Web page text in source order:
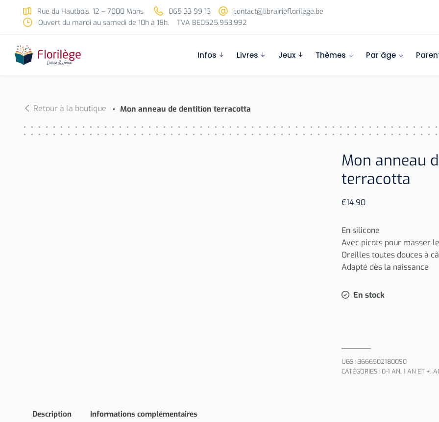
Skip to main content
Rue du Hautbois, 12 – 7000 Mons 065 33 99 13
contact@librairieflorilege.be
Ouvert du mardi au samedi de 10h à 18h.
TVA BE0525.953.992
Infos Livres Jeux Thèmes Par âge
Retour à la boutique Mon anneau de dentition terracotta
Mon anneau
terracotta
€14,90
En silicone
Avec picots pour masser
Oreilles toutes douces à
Adapté dès la naissance
En stock
UGS : 3666502180090
CATÉGORIES : 0-1 AN, 1 AN ET +,
Description Informations complémentaires